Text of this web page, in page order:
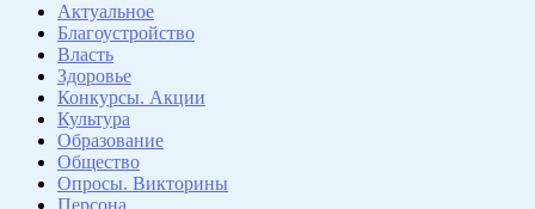
Актуальное
Благоустройство
Власть
Здоровье
Конкурсы. Акции
Культура
Образование
Общество
Опросы. Викторины
Персона